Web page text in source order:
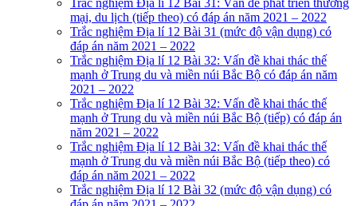
mại, du lịch (tiếp theo) có đáp án năm 2021 – 2022
Trắc nghiệm Địa lí 12 Bài 31 (mức độ vận dụng) có
đáp án năm 2021 – 2022
Trắc nghiệm Địa lí 12 Bài 32: Vấn đề khai thác thế
mạnh ở Trung du và miền núi Bắc Bộ có đáp án năm
2021 – 2022
Trắc nghiệm Địa lí 12 Bài 32: Vấn đề khai thác thế
mạnh ở Trung du và miền núi Bắc Bộ (tiếp) có đáp án
năm 2021 – 2022
Trắc nghiệm Địa lí 12 Bài 32: Vấn đề khai thác thế
mạnh ở Trung du và miền núi Bắc Bộ (tiếp theo) có
đáp án năm 2021 – 2022
Trắc nghiệm Địa lí 12 Bài 32 (mức độ vận dụng) có